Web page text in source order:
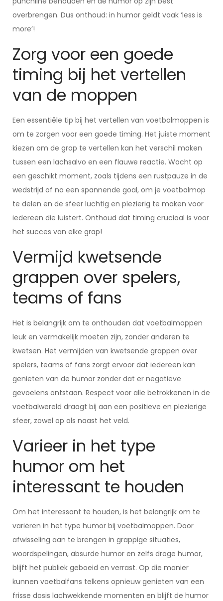
overbrengen. Dus onthoud: in humor geldt vaak ‘less is
more’!
Zorg voor een goede
timing bij het vertellen
van de moppen
Een essentiële tip bij het vertellen van voetbalmoppen is
om te zorgen voor een goede timing. Het juiste moment
kiezen om de grap te vertellen kan het verschil maken
tussen een lachsalvo en een flauwe reactie. Wacht op
een geschikt moment, zoals tijdens een rustpauze in de
wedstrijd of na een spannende goal, om je voetbalmop
te delen en de sfeer luchtig en plezierig te maken voor
iedereen die luistert. Onthoud dat timing cruciaal is voor
het succes van elke grap!
Vermijd kwetsende
grappen over spelers,
teams of fans
Het is belangrijk om te onthouden dat voetbalmoppen
leuk en vermakelijk moeten zijn, zonder anderen te
kwetsen. Het vermijden van kwetsende grappen over
spelers, teams of fans zorgt ervoor dat iedereen kan
genieten van de humor zonder dat er negatieve
gevoelens ontstaan. Respect voor alle betrokkenen in de
voetbalwereld draagt bij aan een positieve en plezierige
sfeer, zowel op als naast het veld.
Varieer in het type
humor om het
interessant te houden
Om het interessant te houden, is het belangrijk om te
variëren in het type humor bij voetbalmoppen. Door
afwisseling aan te brengen in grappige situaties,
woordspelingen, absurde humor en zelfs droge humor,
blijft het publiek geboeid en verrast. Op die manier
kunnen voetbalfans telkens opnieuw genieten van een
frisse dosis lachwekkende momenten en blijft de humor